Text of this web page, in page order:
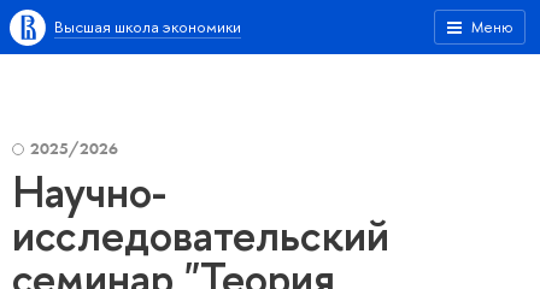
Меню
Высшая школа экономики
2025/2026
Научно-
исследовательский